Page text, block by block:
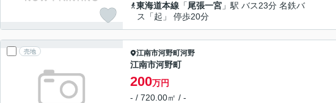
東海道本線 「尾張一宮 」駅 バス23分 名鉄バ
ス「起」 停歩20分
売地 江南市河野町河野
江南市河野町
200万円
- / 720.00㎡ / -